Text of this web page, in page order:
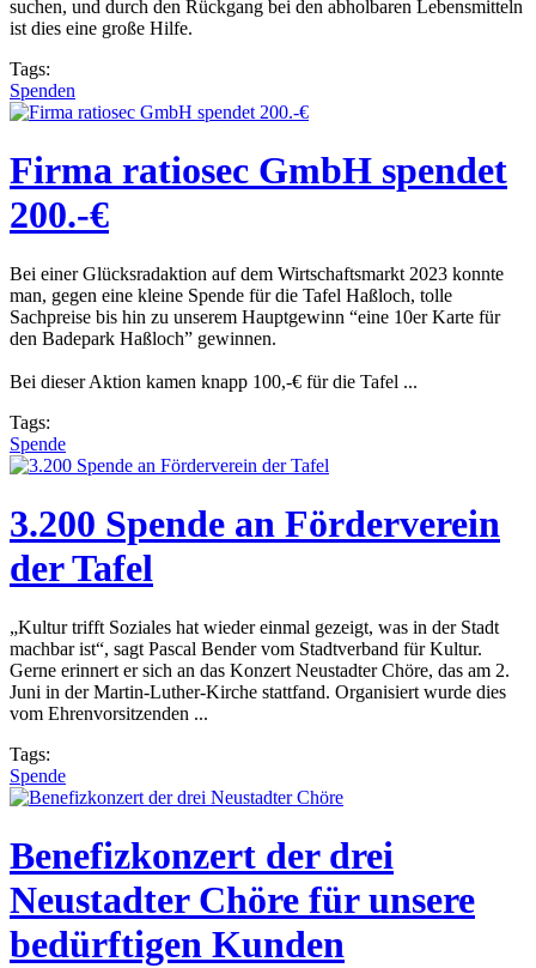
suchen, und durch den Rückgang bei den abholbaren Lebensmitteln
ist dies eine große Hilfe.
Tags:
Spenden
Firma ratiosec GmbH spendet
200.-€
Bei einer Glücksradaktion auf dem Wirtschaftsmarkt 2023 konnte
man, gegen eine kleine Spende für die Tafel Haßloch, tolle
Sachpreise bis hin zu unserem Hauptgewinn “eine 10er Karte für
den Badepark Haßloch” gewinnen.
Bei dieser Aktion kamen knapp 100,-€ für die Tafel ...
Tags:
Spende
3.200 Spende an Förderverein
der Tafel
„Kultur trifft Soziales hat wieder einmal gezeigt, was in der Stadt
machbar ist“, sagt Pascal Bender vom Stadtverband für Kultur.
Gerne erinnert er sich an das Konzert Neustadter Chöre, das am 2.
Juni in der Martin-Luther-Kirche stattfand. Organisiert wurde dies
vom Ehrenvorsitzenden ...
Tags:
Spende
Benefizkonzert der drei
Neustadter Chöre für unsere
bedürftigen Kunden